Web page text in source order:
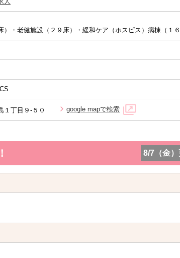
）・老健施設（２９床）・緩和ケア（ホスピス）病棟（１
１丁目９-５０ google mapで検索
8/7（金